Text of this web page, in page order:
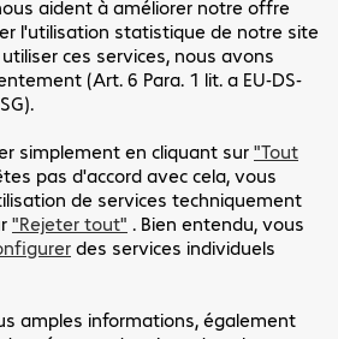
gamme de solutions
conçue pour
simplifier votre lieu de
votre